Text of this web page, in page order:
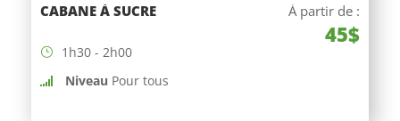
CABANE À SUCRE À partir de :
45$
1h30 - 2h00
Niveau Pour tous